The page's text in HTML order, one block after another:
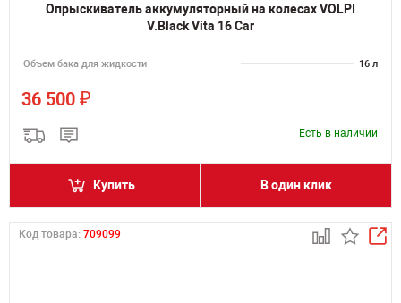
Опрыскиватель аккумуляторный на колесах VOLPI
V.Black Vita 16 Car
Объем бака для жидкости 16 л
36 500 ₽
Есть в наличии
Купить В один клик
Код товара: 709099